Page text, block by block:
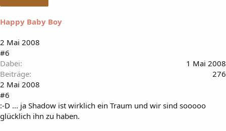
Happy Baby Boy
2 Mai 2008
#6
Dabei
1 Mai 2008
Beiträge
276
2 Mai 2008
#6
:-D ... ja Shadow ist wirklich ein Traum und wir sind sooooo
glücklich ihn zu haben.